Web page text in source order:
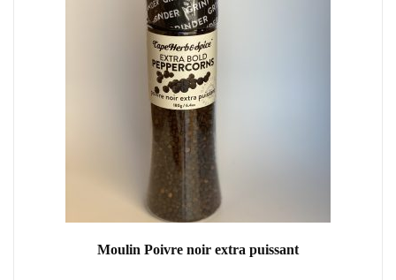
Moulin Poivre noir extra puissant